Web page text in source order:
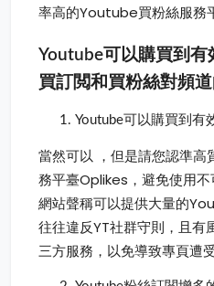
率高的Youtube買粉絲服務
Youtube可以購買到有
買訂閲和買粉絲對頻道
Youtube可以購買到有
當然可以 ，但是請您認準
務平臺Oplikes，避免使用
網站聲稱可以提供大量的
往往違反YT社群守則，且有
三方服務，以免導致專頁遭受